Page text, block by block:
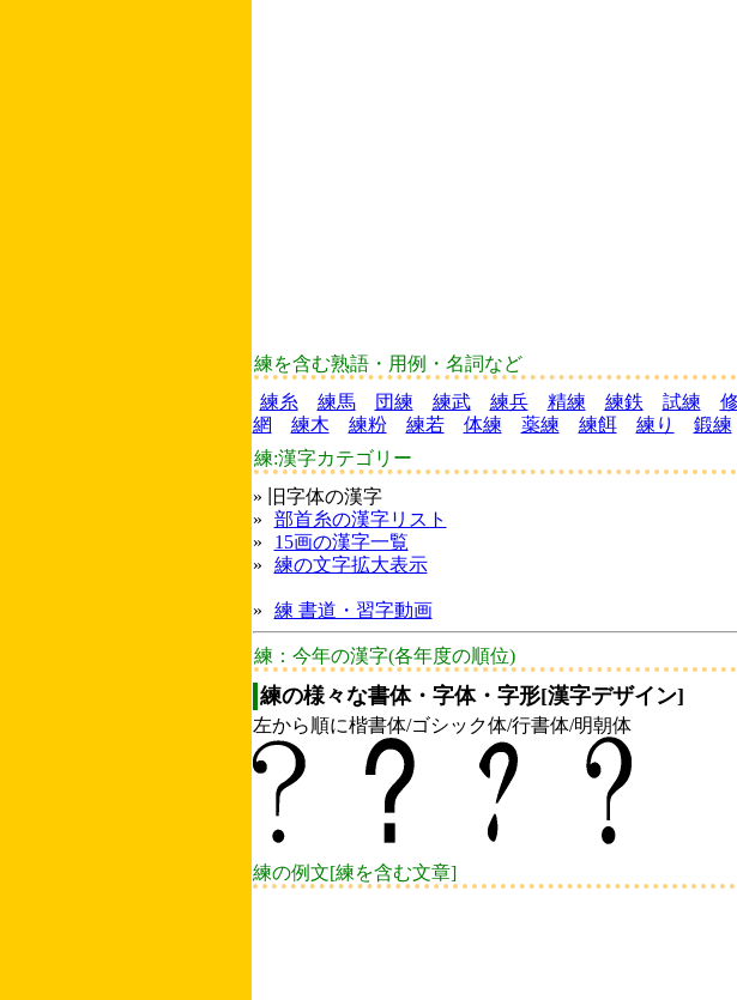
練を含む熟語・用例・名詞など
練糸
練馬 団練 練武 練兵 精練 練鉄 試練
網
練木 練粉 練若 体練 薬練 練餌 練り 鍛練
練:漢字カテゴリー
» 旧字体の漢字
»
部首糸の漢字リスト
»
15画の漢字一覧
»
練の文字拡大表示
» 練 書道・習字動画
練：今年の漢字(各年度の順位)
練の様々な書体・字体・字形[漢字デザイン]
左から順に楷書体/ゴシック体/行書体/明朝体
練の例文[練を含む文章]